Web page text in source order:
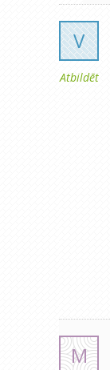
V
Atbildēt
M